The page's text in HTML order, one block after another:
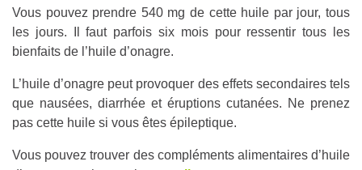
Vous pouvez prendre 540 mg de cette huile par jour, tous
les jours. Il faut parfois six mois pour ressentir tous les
bienfaits de l’huile d’onagre.
L’huile d’onagre peut provoquer des effets secondaires tels
que nausées, diarrhée et éruptions cutanées. Ne prenez
pas cette huile si vous êtes épileptique.
Vous pouvez trouver des compléments alimentaires d’huile